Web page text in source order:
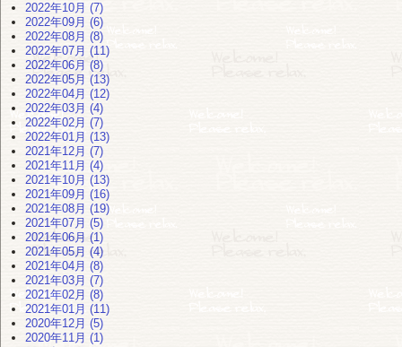
2022年10月 (7)
2022年09月 (6)
2022年08月 (8)
2022年07月 (11)
2022年06月 (8)
2022年05月 (13)
2022年04月 (12)
2022年03月 (4)
2022年02月 (7)
2022年01月 (13)
2021年12月 (7)
2021年11月 (4)
2021年10月 (13)
2021年09月 (16)
2021年08月 (19)
2021年07月 (5)
2021年06月 (1)
2021年05月 (4)
2021年04月 (8)
2021年03月 (7)
2021年02月 (8)
2021年01月 (11)
2020年12月 (5)
2020年11月 (1)